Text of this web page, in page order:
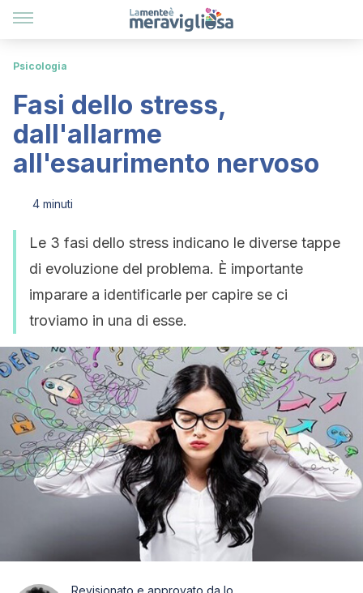
Psicologia
Fasi dello stress,
dall'allarme
all'esaurimento nervoso
4 minuti
Le 3 fasi dello stress indicano le diverse tappe
di evoluzione del problema. È importante
imparare a identificarle per capire se ci
troviamo in una di esse.
Revisionato e approvato da lo